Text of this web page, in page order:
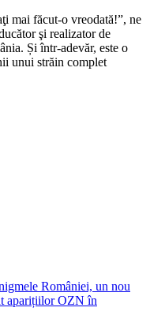
mai făcut-o vreodată!”, ne
şi realizator de
Și într-adevăr, este o
unui străin complet
României, un nou
aparițiilor OZN în